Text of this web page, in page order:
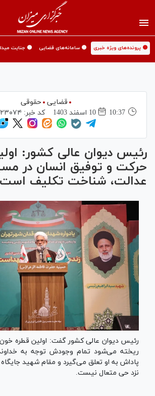
🟡 پرونده‌های ویژه خبری 🟡 سامانه‌های قضایی 🟡 جنایت
قضایی حقوقی
10:37
10 اسفند 1403 کد خبر:
رئیس دیوان عالی کشور:
حرکت و توفیق انسان در
عدالت، شناخت تکلیف است
رئیس دیوان عالی کشور گفت: اولین قطره
ریخته می‌شود تمام وجودش توجه به
پاداش به او تعلق می‌گیرد و مقام شهید
نزد حی متعال نیست.